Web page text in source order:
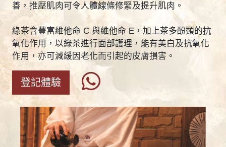
善，推壓肌肉可令人體線條修緊及提升肌肉。
綠茶含豐富維他命 C 與維他命 E，加上茶多酚類的抗
氧化作用，以綠茶進行面部護理，能有美白及抗氧化
作用，亦可減緩因老化而引起的皮膚損害。
登記體驗